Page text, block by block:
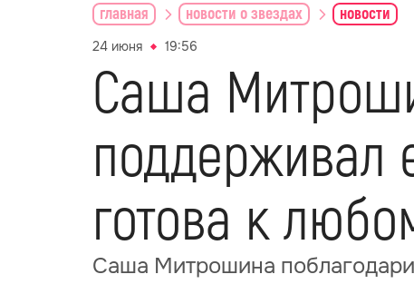
главная новости о звездах новости
24 июня 19:56
Саша
поддерживал
готова к
Саша Митрошина